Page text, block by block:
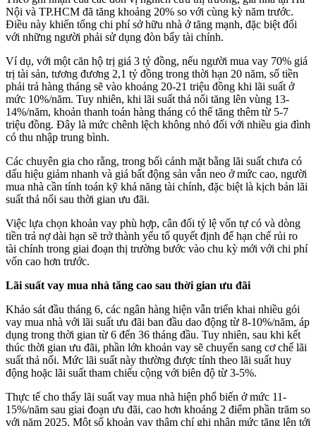
Nội và TP.HCM đã tăng khoảng 20% so với cùng kỳ năm trước.
Điều này khiến tổng chi phí sở hữu nhà ở tăng mạnh, đặc biệt đối
với những người phải sử dụng đòn bẩy tài chính.
Ví dụ, với một căn hộ trị giá 3 tỷ đồng, nếu người mua vay 70% giá
trị tài sản, tương đương 2,1 tỷ đồng trong thời hạn 20 năm, số tiền
phải trả hàng tháng sẽ vào khoảng 20-21 triệu đồng khi lãi suất ở
mức 10%/năm. Tuy nhiên, khi lãi suất thả nổi tăng lên vùng 13-
14%/năm, khoản thanh toán hàng tháng có thể tăng thêm từ 5-7
triệu đồng. Đây là mức chênh lệch không nhỏ đối với nhiều gia đình
có thu nhập trung bình.
Các chuyên gia cho rằng, trong bối cảnh mặt bằng lãi suất chưa có
dấu hiệu giảm nhanh và giá bất động sản vẫn neo ở mức cao, người
mua nhà cần tính toán kỹ khả năng tài chính, đặc biệt là kịch bản lãi
suất thả nổi sau thời gian ưu đãi.
Việc lựa chọn khoản vay phù hợp, cân đối tỷ lệ vốn tự có và dòng
tiền trả nợ dài hạn sẽ trở thành yếu tố quyết định để hạn chế rủi ro
tài chính trong giai đoạn thị trường bước vào chu kỳ mới với chi phí
vốn cao hơn trước.
Lãi suất vay mua nhà tăng cao sau thời gian ưu đãi
Khảo sát đầu tháng 6, các ngân hàng hiện vẫn triển khai nhiều gói
vay mua nhà với lãi suất ưu đãi ban đầu dao động từ 8-10%/năm, áp
dụng trong thời gian từ 6 đến 36 tháng đầu. Tuy nhiên, sau khi kết
thúc thời gian ưu đãi, phần lớn khoản vay sẽ chuyển sang cơ chế lãi
suất thả nổi. Mức lãi suất này thường được tính theo lãi suất huy
động hoặc lãi suất tham chiếu cộng với biên độ từ 3-5%.
Thực tế cho thấy lãi suất vay mua nhà hiện phổ biến ở mức 11-
15%/năm sau giai đoạn ưu đãi, cao hơn khoảng 2 điểm phần trăm so
với năm 2025. Một số khoản vay thậm chí ghi nhận mức tăng lên tới